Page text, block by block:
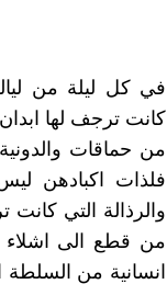
في كل ليلة من
كانت ترجف لها
من حماقات
فلذات اكبادهن
والرذالة التي
من قطع الى اشلاء
انسانية من السلطة